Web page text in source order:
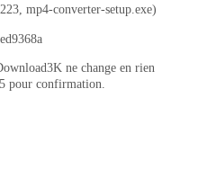
mp4-converter-setup.exe)
ne change en rien
pour confirmation.